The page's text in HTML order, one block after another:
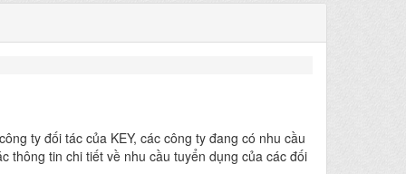
ty đối tác của KEY, các công ty đang có nhu cầu
thông tin chi tiết về nhu cầu tuyển dụng của các đối